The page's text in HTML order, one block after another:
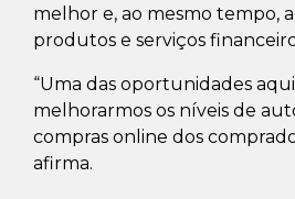
melhor e, ao mesmo tempo,
produtos e serviços
“Uma das oportunidades
melhorarmos os níveis de
compras online dos
afirma.